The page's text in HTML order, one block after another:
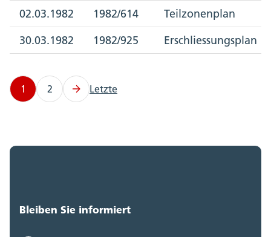
02.03.1982 1982/614
Teilzonenplan
30.03.1982
1982/925 Erschliessungsplan
1 2 Letzte
Bleiben Sie informiert